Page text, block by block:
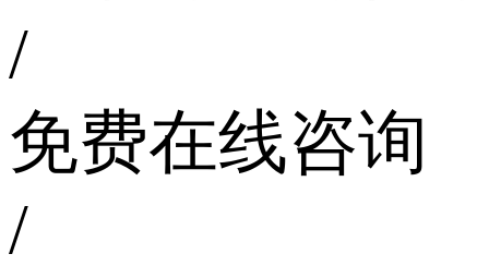
/
免费在线咨询
/